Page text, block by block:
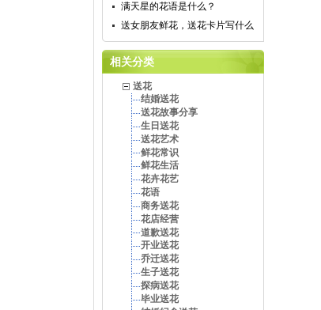
满天星的花语是什么？
送女朋友鲜花，送花卡片写什么
相关分类
送花
结婚送花
送花故事分享
生日送花
送花艺术
鲜花常识
鲜花生活
花卉花艺
花语
商务送花
花店经营
道歉送花
开业送花
乔迁送花
生子送花
探病送花
毕业送花